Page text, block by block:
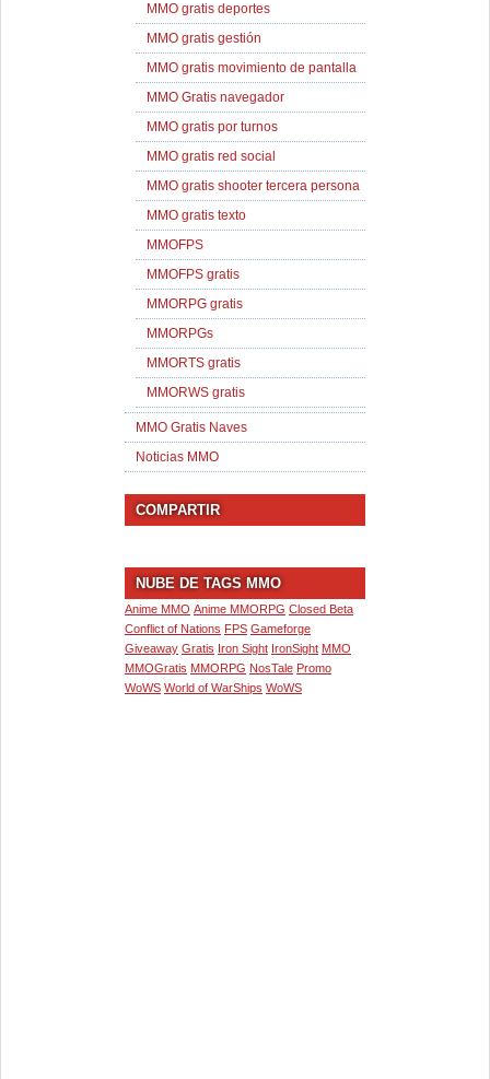
MMO gratis deportes
MMO gratis gestión
MMO gratis movimiento de pantalla
MMO Gratis navegador
MMO gratis por turnos
MMO gratis red social
MMO gratis shooter tercera persona
MMO gratis texto
MMOFPS
MMOFPS gratis
MMORPG gratis
MMORPGs
MMORTS gratis
MMORWS gratis
MMO Gratis Naves
Noticias MMO
COMPARTIR
NUBE DE TAGS MMO
Anime MMO Anime MMORPG Closed Beta
Conflict of Nations FPS Gameforge
Giveaway Gratis Iron Sight IronSight MMO
MMOGratis MMORPG NosTale Promo
WoWS World of WarShips WoWS